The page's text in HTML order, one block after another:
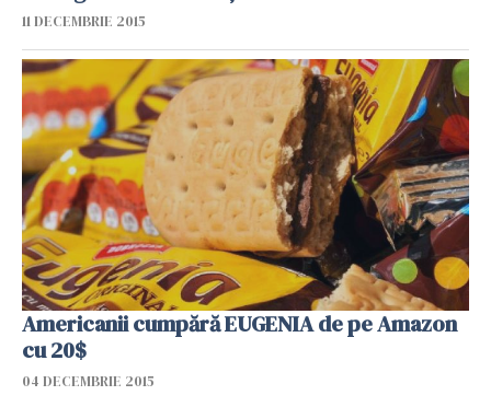
11 DECEMBRIE 2015
Americanii cumpără EUGENIA de pe Amazon
cu 20$
04 DECEMBRIE 2015